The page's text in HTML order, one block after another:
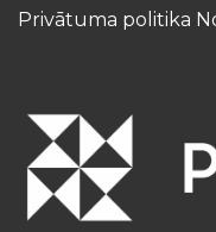
Privātuma politika